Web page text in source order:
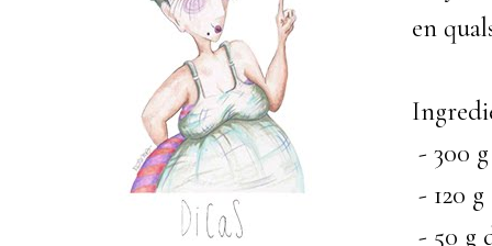
en
- 300
- 120
- 50 g